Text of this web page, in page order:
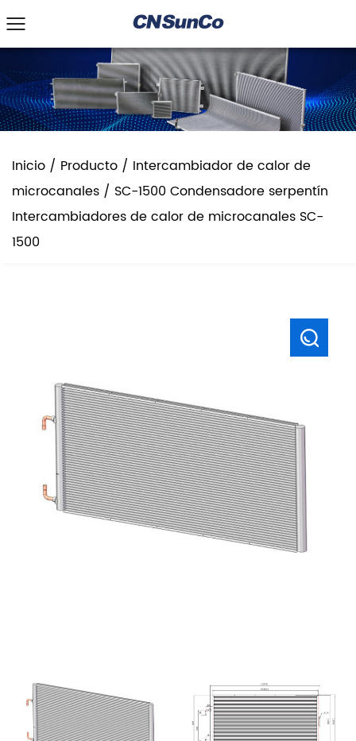
Inicio / Producto / Intercambiador de calor de
microcanales / SC-1500 Condensadore serpentín
Intercambiadores de calor de microcanales SC-
1500